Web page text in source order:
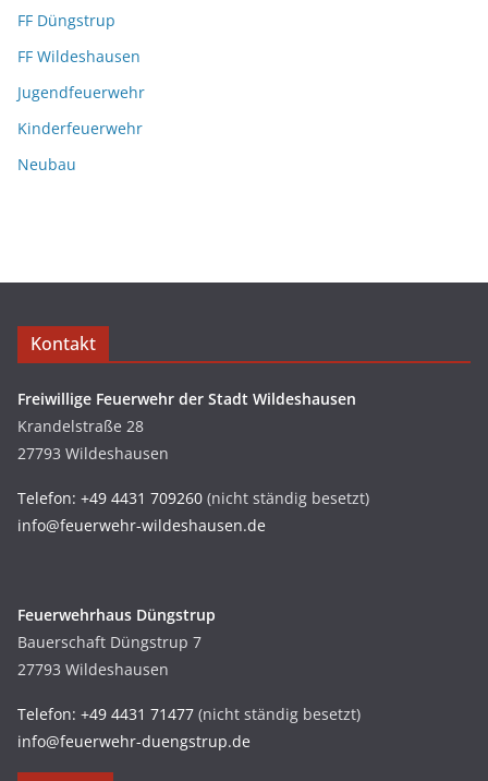
FF Düngstrup
FF Wildeshausen
Jugendfeuerwehr
Kinderfeuerwehr
Neubau
Kontakt
Freiwillige Feuerwehr der Stadt Wildeshausen
Krandelstraße 28
27793 Wildeshausen
Telefon: +49 4431 709260 (nicht ständig besetzt)
info@feuerwehr-wildeshausen.de
Feuerwehrhaus Düngstrup
Bauerschaft Düngstrup 7
27793 Wildeshausen
Telefon: +49 4431 71477 (nicht ständig besetzt)
info@feuerwehr-duengstrup.de